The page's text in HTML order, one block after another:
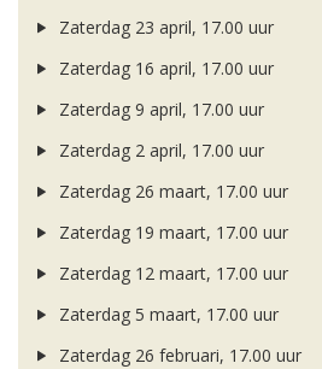
Zaterdag 23 april, 17.00 uur
Zaterdag 16 april, 17.00 uur
Zaterdag 9 april, 17.00 uur
Zaterdag 2 april, 17.00 uur
Zaterdag 26 maart, 17.00 uur
Zaterdag 19 maart, 17.00 uur
Zaterdag 12 maart, 17.00 uur
Zaterdag 5 maart, 17.00 uur
Zaterdag 26 februari, 17.00 uur